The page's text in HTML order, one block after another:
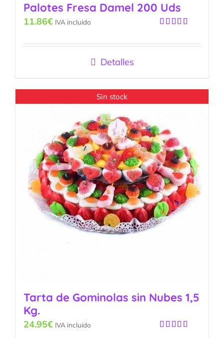
Palotes Fresa Damel 200 Uds
5
11.86€ IVA incluido
Detalles
Sin stock
Tarta de Gominolas sin Nubes 1,5
Kg.
24.95€ IVA incluido